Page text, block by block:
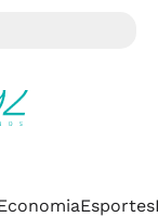
Esportes